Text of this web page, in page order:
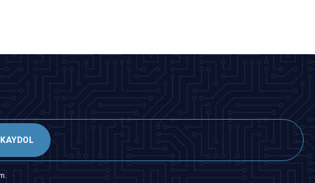
KAYDOL